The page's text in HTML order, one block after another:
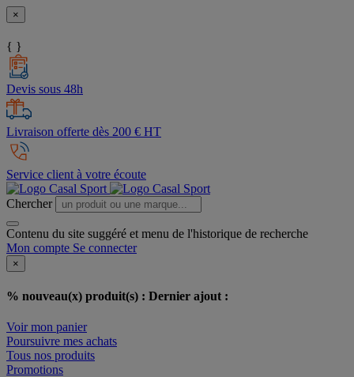
×
{ }
Devis sous 48h
Livraison offerte dès 200 € HT
Service client à votre écoute
Chercher
Contenu du site suggéré et menu de l'historique de recherche
Mon compte Se connecter
×
% nouveau(x) produit(s) : Dernier ajout :
Voir mon panier
Poursuivre mes achats
Tous nos produits
Promotions